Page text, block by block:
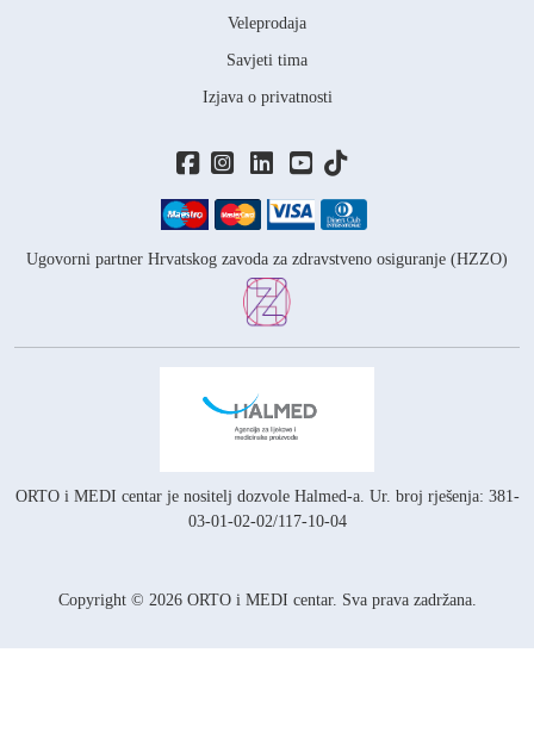
Copyright © 2026 ORTO i MEDI centar. Sva prava zadržana.
Ugovorni partner Hrvatskog zavoda za zdravstveno osiguranje (HZZO)
ORTO i MEDI centar je nositelj dozvole Halmed-a. Ur. broj rješenja: 381-
03-01-02-02/117-10-04
Veleprodaja
Savjeti tima
Izjava o privatnosti